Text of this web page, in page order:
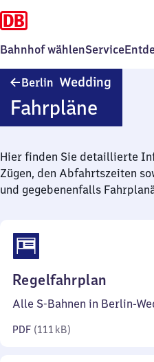
Bahnhof wählenService
Berlin Wedding
Fahrpläne
Hier finden Sie detaillierte
Zügen, den Abfahrtszeiten
und gegebenenfalls
Regelfahrplan
111
Alle S-Bahnen in Berlin-
PDF (111 kB)